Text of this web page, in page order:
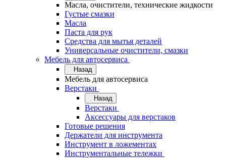
Масла, очистители, технические жидкости
Густые смазки
Масла
Паста для рук
Средства для мытья деталей
Универсальные очистители, смазки
Мебель для автосервиса
Назад
Мебель для автосервиса
Верстаки
Назад
Верстаки
Аксессуары для верстаков
Готовые решения
Держатели для инструмента
Инструмент в ложементах
Инструментальные тележки